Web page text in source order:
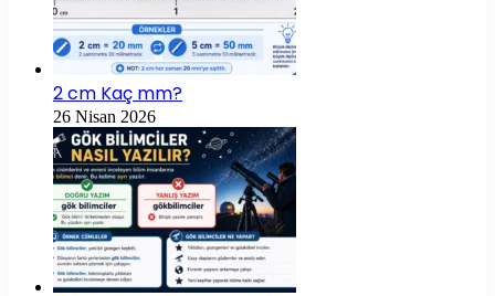
2 cm Kaç mm?
26 Nisan 2026